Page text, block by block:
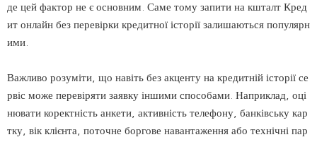
де цей фактор не є основним. Саме тому запити на кшталт Кред
ит онлайн без перевірки кредитної історії залишаються популярн
ими.
Важливо розуміти, що навіть без акценту на кредитній історії се
рвіс може перевіряти заявку іншими способами. Наприклад, оці
нювати коректність анкети, активність телефону, банківську кар
тку, вік клієнта, поточне боргове навантаження або технічні пар